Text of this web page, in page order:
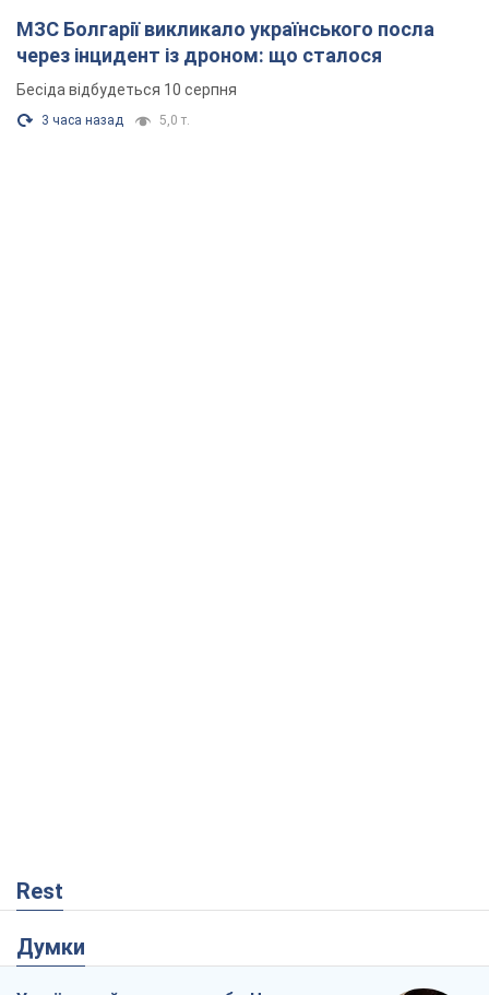
МЗС Болгарії викликало українського посла
через інцидент із дроном: що сталося
Бесіда відбудеться 10 серпня
3 часа назад 5,0 т.
Rest
Думки